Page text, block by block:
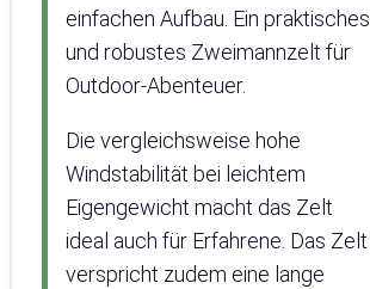
einfachen Aufbau. Ein praktisches
und robustes Zweimannzelt für
Outdoor-Abenteuer.
Die vergleichsweise hohe
Windstabilität bei leichtem
Eigengewicht macht das Zelt
ideal auch für Erfahrene. Das Zelt
verspricht zudem eine lange